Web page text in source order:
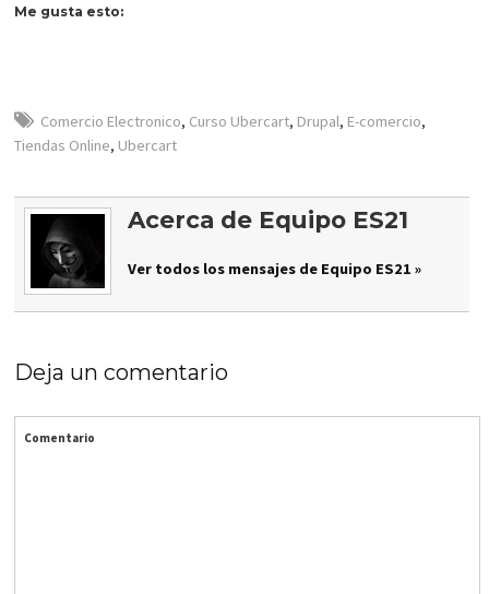
Me gusta esto:
Comercio Electronico, Curso Ubercart, Drupal, E-comercio,
Tiendas Online, Ubercart
Acerca de Equipo ES21
Ver todos los mensajes de Equipo ES21 »
Deja un comentario
Comentario